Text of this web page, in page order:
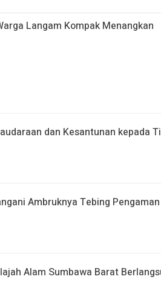
Langam Kompak Menangkan
dan Kesantunan kepada
Ambruknya Tebing Pengaman
Alam Sumbawa Barat